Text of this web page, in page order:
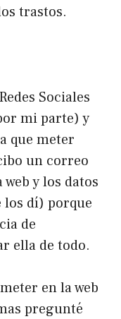
trastos.
Sociales
mi parte) y
que meter
un correo
y los datos
los dí) porque
de
ella de todo.
en la web
pregunté